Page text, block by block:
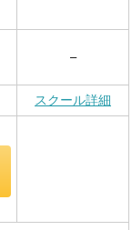
–
スクール詳細